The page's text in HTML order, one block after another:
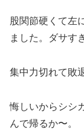
股関節硬くて左
ました。ダサす
集中力切れて敗
悔しいからシシ
んで帰るか〜。